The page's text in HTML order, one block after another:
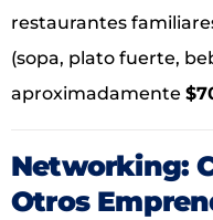
restaurantes
(sopa, plato fuerte,
aproximadamente
Networking:
Otros